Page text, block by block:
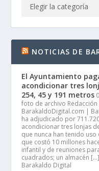
NOTICIAS DE
El Ayuntamiento
acondicionar tres
254, 45 y 191 metros
foto de archivo Redacción
BarakaldoDigital.com |
ha adjudicado por
acondicionar tres lonjas
que nunca han tenido
que costó 10 millones
infantil y de reuniones
cuadrados; un almacén […]
Barakaldo Digital